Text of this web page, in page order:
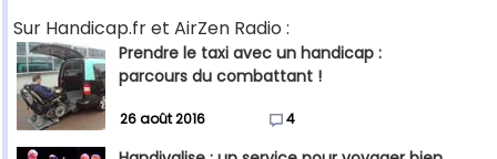
Sur Handicap.fr et AirZen Radio :
Prendre le taxi avec un handicap :
parcours du combattant !
26 août 2016 4